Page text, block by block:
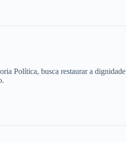
Política, busca restaurar a dignidade